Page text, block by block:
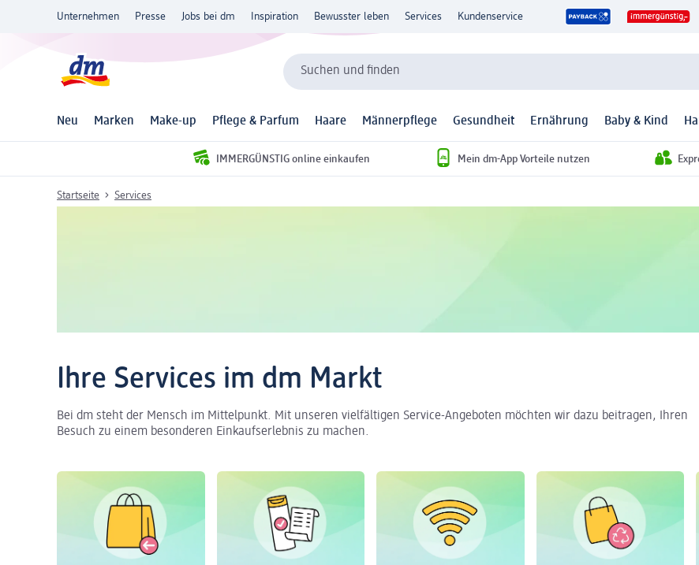
Unternehmen Presse Jobs bei dm Inspiration Bewusster leben Services Kundenservice
Suchen und finden
Neu Marken Make-up Pflege & Parfum Haare Männerpflege Gesundheit Ernährung Baby & Kind
IMMERGÜNSTIG online einkaufen Mein dm-App Vorteile nutzen
Startseite Services
Ihre Services im dm Markt
Bei dm steht der Mensch im Mittelpunkt. Mit unseren vielfältigen Service-Angeboten möchten wir dazu beitragen, Ihren
Besuch zu einem besonderen Einkaufserlebnis zu machen.